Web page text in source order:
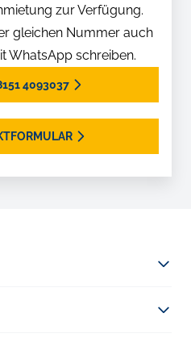
zur Verfügung.
gleichen Nummer auch
WhatsApp schreiben.
4093037